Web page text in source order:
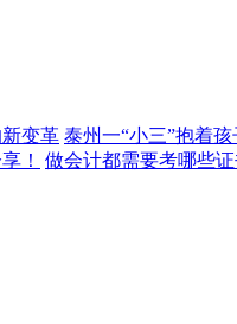
变革 泰州一“小三”抱着
！ 做会计都需要考哪些